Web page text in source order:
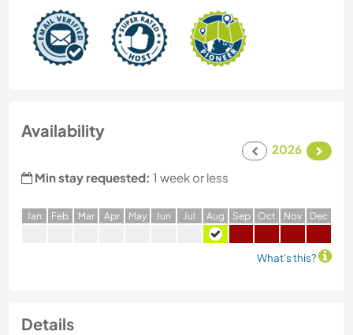
Availability
2026
Min stay requested: 1 week or less
Jan Feb Mar Apr May Jun Jul Aug Sep Oct Nov Dec
What's this?
Details